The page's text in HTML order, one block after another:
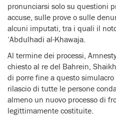
pronunciarsi solo su questioni
accuse, sulle prove o sulle
alcuni imputati, tra i quali il
‘Abdulhadi al-Khawaja.
Al termine dei processi,
chiesto al re del Bahrein,
di porre fine a questo
rilascio di tutte le persone
almeno un nuovo processo di
legittimamente costituite.